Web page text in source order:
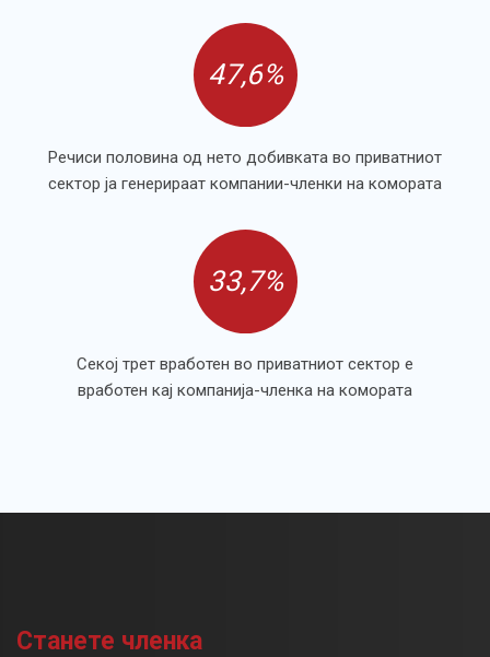
47,6%
Речиси половина од нето добивката во приватниот
сектор ја генерираат компании-членки на комората
33,7%
Секој трет вработен во приватниот сектор е
вработен кај компанија-членка на комората
Станете членка